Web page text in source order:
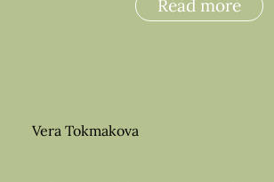
Read more
Vera Tokmakova